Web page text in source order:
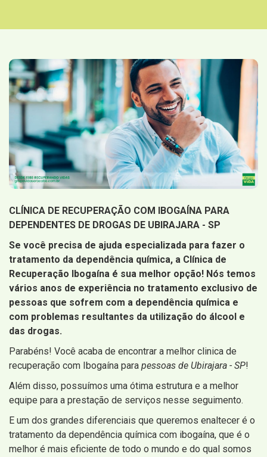
CLÍNICA DE RECUPERAÇÃO COM IBOGAÍNA PARA
DEPENDENTES DE DROGAS DE UBIRAJARA - SP
Se você precisa de ajuda especializada para fazer o
tratamento da dependência química, a Clínica de
Recuperação Ibogaína é sua melhor opção! Nós temos
vários anos de experiência no tratamento exclusivo de
pessoas que sofrem com a dependência química e
com problemas resultantes da utilização do álcool e
das drogas.
Parabéns! Você acaba de encontrar a melhor clinica de
recuperação com Ibogaína para pessoas de Ubirajara - SP!
Além disso, possuímos uma ótima estrutura e a melhor
equipe para a prestação de serviços nesse seguimento.
E um dos grandes diferenciais que queremos enaltecer é o
tratamento da dependência química com ibogaína, que é o
melhor é mais eficiente de todo o mundo e do qual somos